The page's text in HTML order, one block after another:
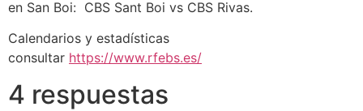
en San Boi: CBS Sant Boi vs CBS Rivas.
Calendarios y estadísticas
consultar https://www.rfebs.es/
4 respuestas